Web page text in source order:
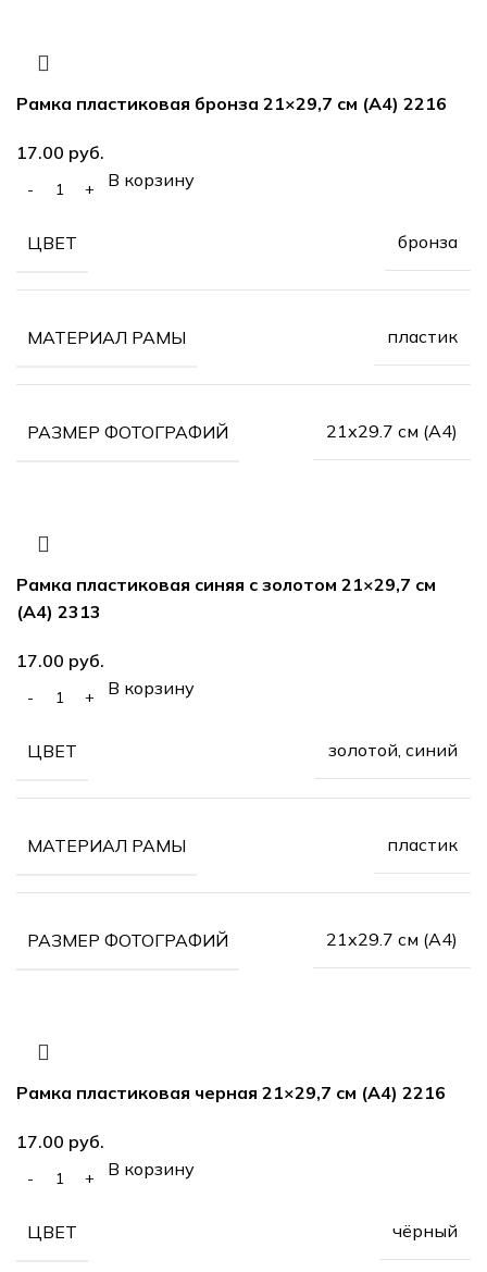
Рамка пластиковая бронза 21×29,7 см (А4) 2216
17.00 руб.
В корзину
ЦВЕТ бронза
МАТЕРИАЛ РАМЫ пластик
РАЗМЕР ФОТОГРАФИЙ 21х29.7 см (А4)
Рамка пластиковая синяя с золотом 21×29,7 см
(А4) 2313
17.00 руб.
В корзину
ЦВЕТ золотой, синий
МАТЕРИАЛ РАМЫ пластик
РАЗМЕР ФОТОГРАФИЙ 21х29.7 см (А4)
Рамка пластиковая черная 21×29,7 см (А4) 2216
17.00 руб.
В корзину
ЦВЕТ чёрный